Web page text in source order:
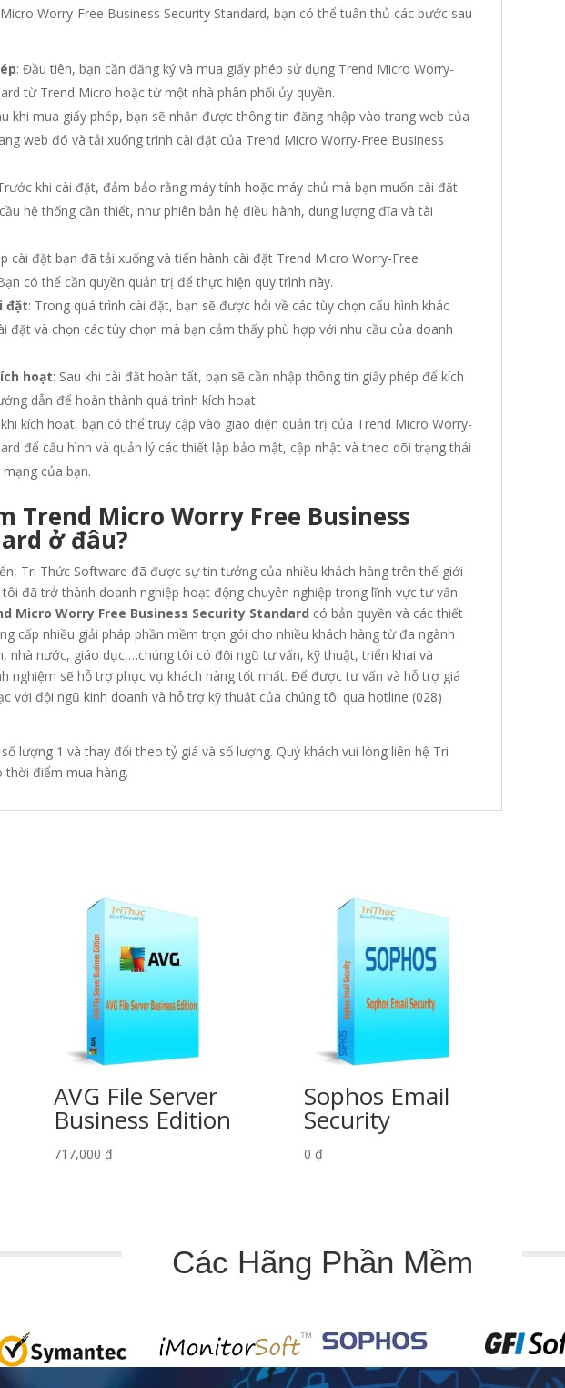
Worry-Free Business Security Standard, bạn có thể tuân thủ các bước sau
: Đầu tiên, bạn cần đăng ký và mua giấy phép sử dụng Trend Micro Worry-
từ Trend Micro hoặc từ một nhà phân phối ủy quyền.
khi mua giấy phép, bạn sẽ nhận được thông tin đăng nhập vào trang web của
web đó và tải xuống trình cài đặt của Trend Micro Worry-Free Business
khi cài đặt, đảm bảo rằng máy tính hoặc máy chủ mà bạn muốn cài đặt
hệ thống cần thiết, như phiên bản hệ điều hành, dung lượng đĩa và tài
cài đặt bạn đã tải xuống và tiến hành cài đặt Trend Micro Worry-Free
có thể cần quyền quản trị để thực hiện quy trình này.
đặt: Trong quá trình cài đặt, bạn sẽ được hỏi về các tùy chọn cấu hình khác
đặt và chọn các tùy chọn mà bạn cảm thấy phù hợp với nhu cầu của doanh
hoạt: Sau khi cài đặt hoàn tất, bạn sẽ cần nhập thông tin giấy phép để kích
dẫn để hoàn thành quá trình kích hoạt.
khi kích hoạt, bạn có thể truy cập vào giao diện quản trị của Trend Micro Worry-
để cấu hình và quản lý các thiết lập bảo mật, cập nhật và theo dõi trạng thái
của bạn.
Trend Micro Worry Free Business
ở đâu?
Tri Thức Software đã được sự tin tưởng của nhiều khách hàng trên thế giới
tôi đã trở thành doanh nghiệp hoạt động chuyên nghiệp trong lĩnh vực tư vấn
Micro Worry Free Business Security Standard có bản quyền và các thiết
cấp nhiều giải pháp phần mềm trọn gói cho nhiều khách hàng từ đa ngành
nhà nước, giáo dục,…chúng tôi có đội ngũ tư vấn, kỹ thuật, triển khai và
nghiệm sẽ hỗ trợ phục vụ khách hàng tốt nhất. Để được tư vấn và hỗ trợ giá
với đội ngũ kinh doanh và hỗ trợ kỹ thuật của chúng tôi qua hotline (028)
lượng 1 và thay đổi theo tỷ giá và số lượng. Quý khách vui lòng liên hệ Tri
thời điểm mua hàng.
AVG File Server
Business Edition
717,000 ₫
Sophos Email
Security
0₫
Các Hãng Phần Mềm